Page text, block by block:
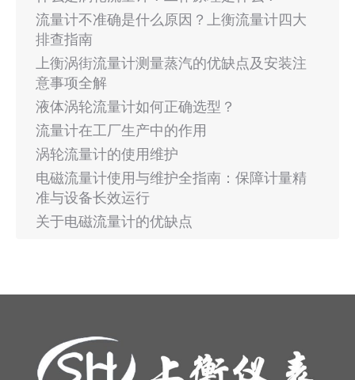
流量计不准确是什么原因？上衡流量计四大
排查指南
上衡涡街流量计测量蒸汽的优缺点及安装注
意事项全解
液体涡轮流量计如何正确选型？
流量计在工厂生产中的作用
涡轮流量计的使用维护
电磁流量计使用与维护全指南：保障计量精
准与设备长效运行
关于电磁流量计的优缺点